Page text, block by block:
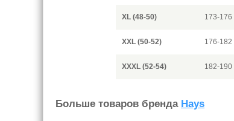
XL (48-50) 173-176
XXL (50-52) 176-182
XXXL (52-54) 182-190
Больше товаров бренда Hays